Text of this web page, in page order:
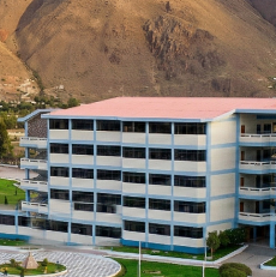
"Huaynates